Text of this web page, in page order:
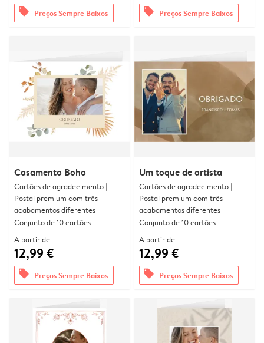
offers Preços Sempre Baixos offers Preços Sempre Baixos
Casamento Boho
Cartões de agradecimento |
Postal premium com três
acabamentos diferentes
Conjunto de 10 cartões
A partir de
12,99 €
offers Preços Sempre Baixos
Um toque de artista
Cartões de agradecimento |
Postal premium com três
acabamentos diferentes
Conjunto de 10 cartões
A partir de
12,99 €
offers Preços Sempre Baixos